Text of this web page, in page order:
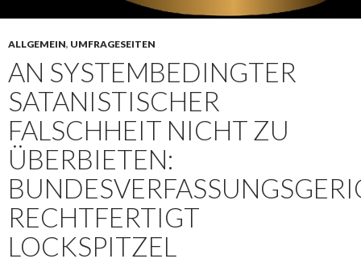
ALLGEMEIN, UMFRAGESEITEN
AN SYSTEMBEDINGTER
SATANISTISCHER
FALSCHHEIT NICHT ZU
ÜBERBIETEN:
RECHTFERTIGT
LOCKSPITZEL